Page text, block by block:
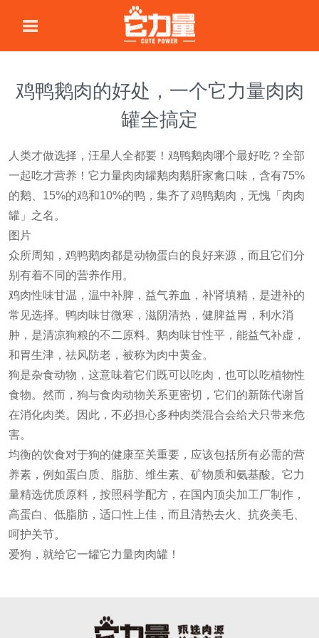
鸡鸭鹅肉的好处，一个它力量肉肉
罐全搞定
人类才做选择，汪星人全都要！鸡鸭鹅肉哪个最好吃？全部
一起吃才营养！它力量肉肉罐鹅肉鹅肝家禽口味，含有75%
的鹅、15%的鸡和10%的鸭，集齐了鸡鸭鹅肉，无愧「肉肉
罐」之名。
图片
众所周知，鸡鸭鹅肉都是动物蛋白的良好来源，而且它们分
别有着不同的营养作用。
鸡肉性味甘温，温中补脾，益气养血，补肾填精，是进补的
常见选择。鸭肉味甘微寒，滋阴清热，健脾益胃，利水消
肿，是清凉狗粮的不二原料。鹅肉味甘性平，能益气补虚，
和胃生津，祛风防老，被称为肉中黄金。
狗是杂食动物，这意味着它们既可以吃肉，也可以吃植物性
食物。然而，狗与食肉动物关系更密切，它们的新陈代谢旨
在消化肉类。因此，不必担心多种肉类混合会给犬只带来危
害。
均衡的饮食对于狗的健康至关重要，应该包括所有必需的营
养素，例如蛋白质、脂肪、维生素、矿物质和氨基酸。它力
量精选优质原料，按照科学配方，在国内顶尖加工厂制作，
高蛋白、低脂肪，适口性上佳，而且清热去火、抗炎美毛、
呵护关节。
爱狗，就给它一罐它力量肉肉罐！